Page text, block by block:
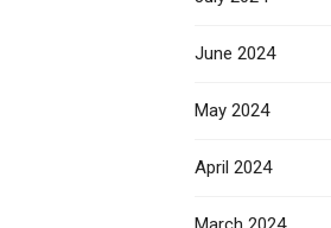
June 2024
May 2024
April 2024